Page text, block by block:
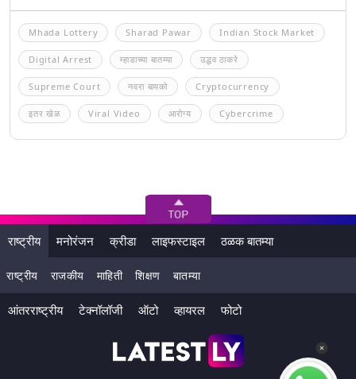
Mhada Lottery Sharad Pawar Indian Stock Market
Digital Arrest म्हाडाच्या बातम्या उद्धव ठाकरे
Supreme Court नवरा बायको Cryptocurrency
इतर खेळ Viral Video आरोग्य Cybercrime
राष्ट्रीय मनोरंजन क्रीडा लाइफस्टाइल ठळक बातम्या
राष्ट्रीय राजकीय माहिती शिक्षण बातम्या
आंतरराष्ट्रीय टेक्नॉलॉजी ऑटो व्हायरल फोटो